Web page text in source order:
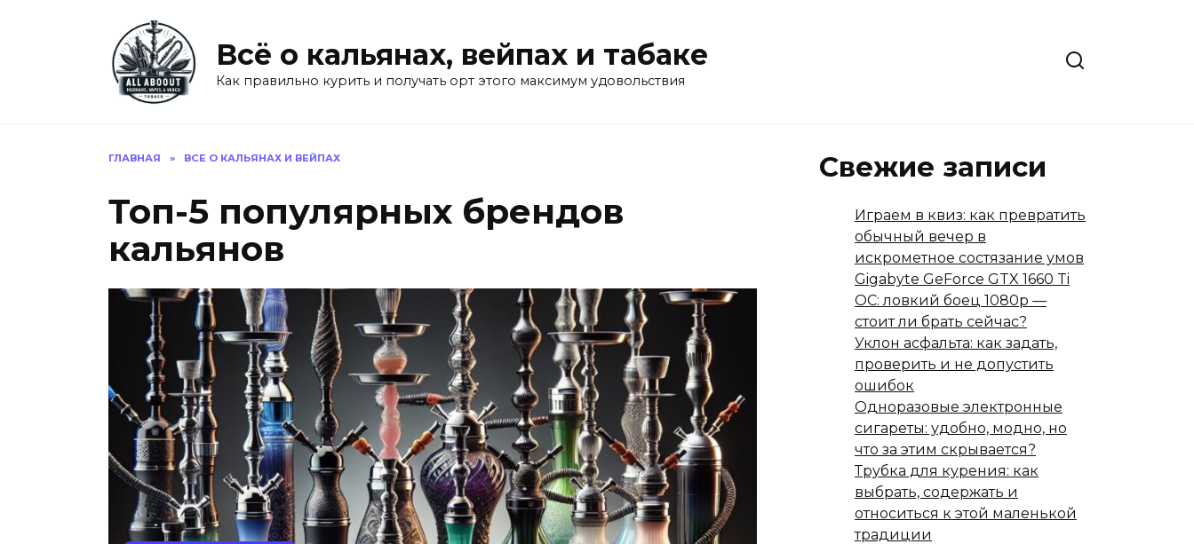
Всё о кальянах, вейпах и табаке
Как правильно курить и получать орт этого максимум удовольствия
ГЛАВНАЯ » ВСЕ О КАЛЬЯНАХ И ВЕЙПАХ
Топ-5 популярных брендов
кальянов
Свежие записи
Играем в квиз: как превратить
обычный вечер в
искрометное состязание умов
Gigabyte GeForce GTX 1660 Ti
OC: ловкий боец 1080p —
стоит ли брать сейчас?
Уклон асфальта: как задать,
проверить и не допустить
ошибок
Одноразовые электронные
сигареты: удобно, модно, но
что за этим скрывается?
Трубка для курения: как
выбрать, содержать и
относиться к этой маленькой
традиции